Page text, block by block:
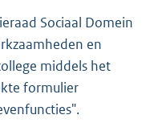
Sociaal Domein
en
middels het
formulier